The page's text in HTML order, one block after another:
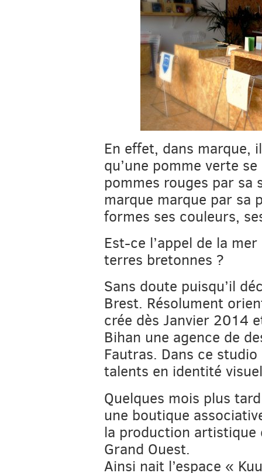
En effet, dans marque,
qu’une pomme verte
pommes rouges par sa
marque marque par sa
formes ses couleurs,
Est-ce l’appel de la
terres bretonnes ?
Sans doute puisqu’il
Brest. Résolument
crée dès Janvier 2014
Bihan une agence de
Fautras. Dans ce
talents en identité
Quelques mois plus
une boutique
la production artistique
Grand Ouest.
Ainsi nait l’espace «